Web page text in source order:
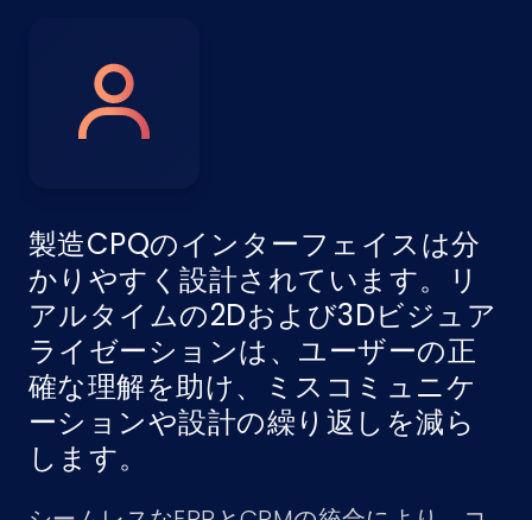
製造CPQのインターフェイスは分
かりやすく設計されています。リ
アルタイムの2Dおよび3Dビジュア
ライゼーションは、ユーザーの正
確な理解を助け、ミスコミュニケ
ーションや設計の繰り返しを減ら
します。